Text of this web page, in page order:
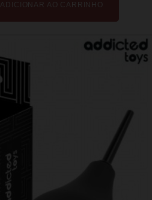
ADICIONAR AO CARRINHO